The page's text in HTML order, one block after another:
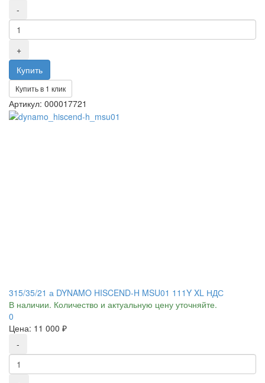
Купить в 1 клик
Артикул: 000017721
315/35/21 а DYNAMO HISCEND-H MSU01 111Y XL НДС
В наличии. Количество и актуальную цену уточняйте.
0
Цена: 11 000 ₽